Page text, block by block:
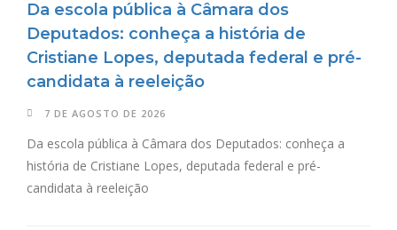
Da escola pública à Câmara dos
Deputados: conheça a história de
Cristiane Lopes, deputada federal e pré-
candidata à reeleição
7 DE AGOSTO DE 2026
Da escola pública à Câmara dos Deputados: conheça a
história de Cristiane Lopes, deputada federal e pré-
candidata à reeleição